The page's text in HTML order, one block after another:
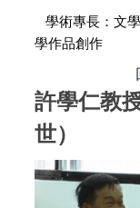
學術專長：文
學作品創作
許學仁教
世）